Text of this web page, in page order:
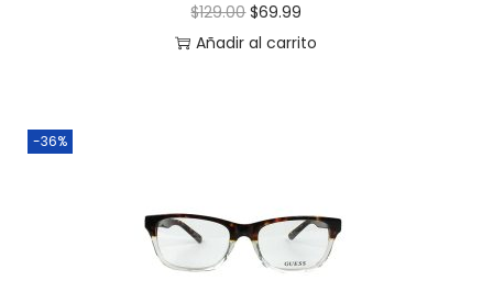
$129.00 $69.99
Añadir al carrito
-36%